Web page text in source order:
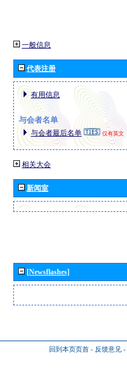
一般信息
代表注册
有用信息
与会者名单
与会者最后名单 仅有英文
相关大会
新闻室
[Newsflashes]
回到本页页首 - 反馈意见 -